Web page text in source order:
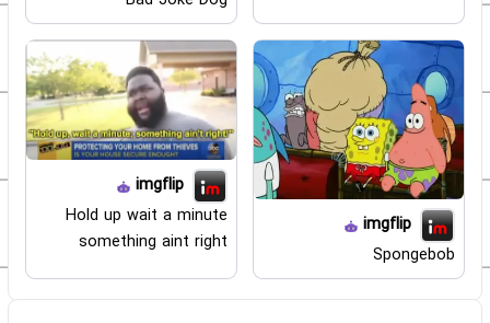
imgflip
Spongebob
imgflip
Hold up wait a minute
something aint right